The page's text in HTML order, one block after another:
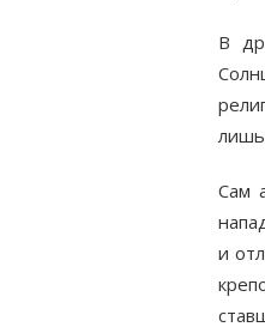
В
лишь
Сам
и